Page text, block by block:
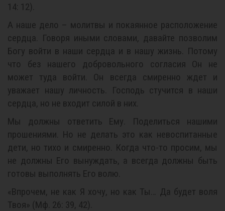
14: 12).
А наше дело – молитвы и покаянное расположение
сердца. Говоря иными словами, давайте позволим
Богу войти в наши сердца и в нашу жизнь. Потому
что без нашего добровольного согласия Он не
может туда войти. Он всегда смиренно ждет и
уважает нашу личность. Господь стучится в наши
сердца, но не входит силой в них.
Мы должны ответить Ему. Поделиться нашими
прошениями. Но не делать это как невоспитанные
дети, но тихо и смиренно. Когда что-то просим, мы
не должны Его вынуждать, а всегда должны быть
готовы выполнять Его волю.
«Впрочем, не как Я хочу, но как Ты… Да будет воля
Твоя» (Мф. 26: 39, 42).